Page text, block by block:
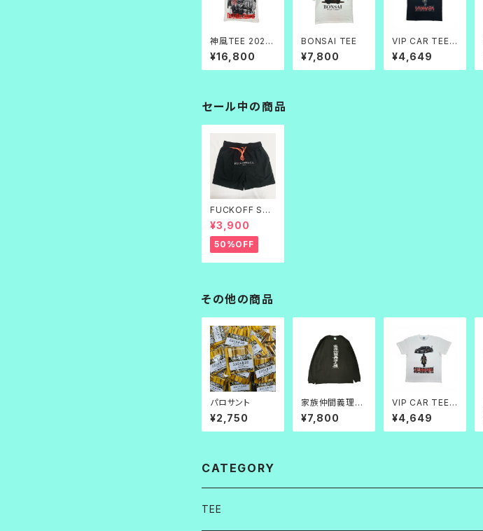
神風TEE 2026
生成
¥16,800
BONSAI TEE
¥7,800
VIP CAR TEE
黒帝
¥4,649
セール中の商品
FUCKOFF SWI
M PANTS 黒刺
繍
¥3,900
50%OFF
その他の商品
パロサント
¥2,750
家族仲間義理人
情 L/S 黒×白
¥7,800
VIP CAR TEE
白帝
¥4,649
CATEGORY
TEE